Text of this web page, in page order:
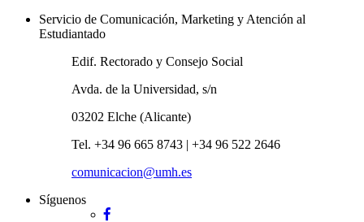
Servicio de Comunicación, Marketing y Atención al
Estudiantado
Edif. Rectorado y Consejo Social
Avda. de la Universidad, s/n
03202 Elche (Alicante)
Tel. +34 96 665 8743 | +34 96 522 2646
comunicacion@umh.es
Síguenos
Facebook